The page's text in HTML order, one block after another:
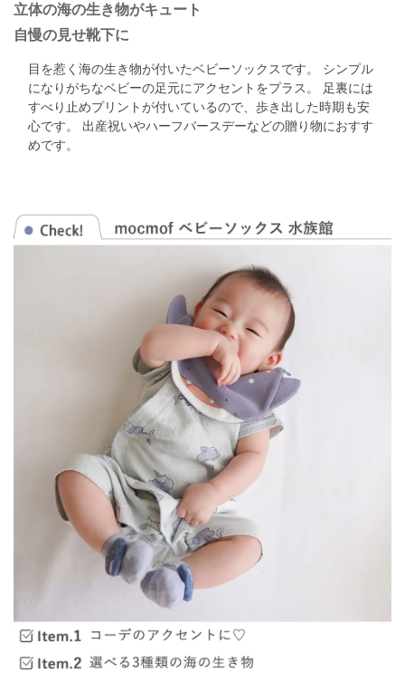
立体の海の生き物がキュート
自慢の見せ靴下に
目を惹く海の生き物が付いたベビーソックスです。
シンプル
になりがちなベビーの足元にアクセントをプラス。
足裏には
すべり止めプリントが付いているので、歩き出した時期も安
心です。
出産祝いやハーフバースデーなどの贈り物におすす
めです。